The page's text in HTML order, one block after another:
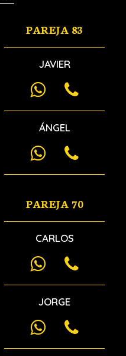
PAREJA 83
JAVIER
ÁNGEL
PAREJA 70
CARLOS
JORGE